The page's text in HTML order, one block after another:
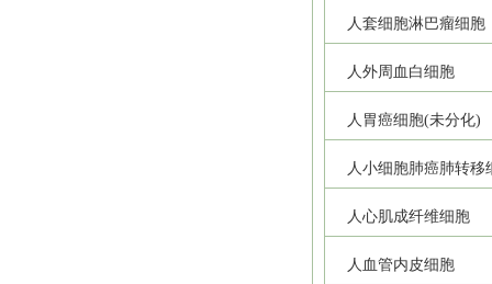
人套细胞淋巴瘤细胞
人外周血白细胞
人胃癌细胞(未分化)
人小细胞肺癌肺转移
人心肌成纤维细胞
人血管内皮细胞